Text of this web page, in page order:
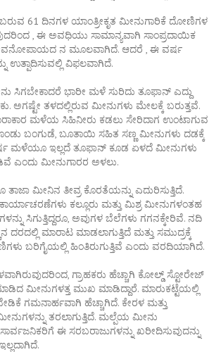
61 ದಿನಗಳ ಯಾಂತ್ರೀಕೃತ ಮೀನುಗಾರಿಕೆ ದೋಣಿಗಳ
, ಈ ಅವಧಿಯು ಸಾಮಾನ್ಯವಾಗಿ ಸಾಂಪ್ರದಾಯಿಕ
ನ ಮೂಲವಾಗಿದೆ. ಆದರೆ , ಈ ವರ್ಷ
ಉತ್ಪಾದಿಸುವಲ್ಲಿ ವಿಫಲವಾಗಿದೆ.
ಸಿಗಬೇಕಾದರೆ ಭಾರೀ ಮಳೆ ಸುರಿದು ತೂಫಾನ್‌ ಎದ್ದು
ಅಗಷ್ಟೇ ತಳದಲ್ಲಿರುವ ಮೀನುಗಳು ಮೇಲಕ್ಕೆ ಬರುತ್ತವೆ.
ಮಳೆಯ ಸಿಹಿನೀರು ಕಡಲು ಸೇರಿದಾಗ ಉಂಟಾಗುವ
ಬಂಗುಡೆ, ಬೂತಾಯಿ ಸಹಿತ ಸಣ್ಣ ಮೀನುಗಳು ದಡಕ್ಕೆ
ಮಳೆಯೂ ಇಲ್ಲದೆ ತೂಫಾನ್‌ ಕೂಡ ಏಳದೆ ಮೀನುಗಳು
ಎಂದು ಮೀನುಗಾರರ ಅಳಲು.
ಮೀನಿನ ತೀವ್ರ ಕೊರತೆಯನ್ನು ಎದುರಿಸುತ್ತಿದೆ.
ಕಲ್ಲೂರು ಮತ್ತು ಮಿಶ್ರ ಮೀನುಗಳಂತಹ
ಸಿಗುತ್ತಿದ್ದರೂ, ಅವುಗಳ ಬೆಲೆಗಳು ಗಗನಕ್ಕೇರಿವೆ. ನದಿ
ದರದಲ್ಲಿ ಮಾರಾಟ ಮಾಡಲಾಗುತ್ತಿದೆ ಮತ್ತು ಸಮುದ್ರಕ್ಕೆ
ಬರಿಗೈಯಲ್ಲಿ ಹಿಂತಿರುಗುತ್ತಿವೆ ಎಂದು ವರದಿಯಾಗಿದೆ.
ಗ್ರಾಹಕರು ಹೆಚ್ಚಾಗಿ ಕೋಲ್ಡ್ ಸ್ಟೋರೇಜ್
ಮೀನುಗಳತ್ತ ಮುಖ ಮಾಡಿದ್ದಾರೆ. ಮಾರುಕಟ್ಟೆಯಲ್ಲಿ
ಗಮನಾರ್ಹವಾಗಿ ಹೆಚ್ಚಾಗಿದೆ. ಕೇರಳ ಮತ್ತು
ತರಲಾಗುತ್ತಿದೆ. ಮಲ್ಪೆಯ ಮೀನು
ಈ ಸರಬರಾಜುಗಳನ್ನು ಖರೀದಿಸುವುದನ್ನು